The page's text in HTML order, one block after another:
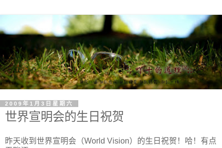
2009年1月3日星期六
世界宣明会的生日祝贺
昨天收到世界宣明会（World Vision）的生日祝贺！哈！有点